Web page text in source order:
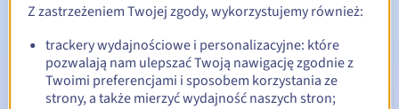
E-maile ostrzegawcze:60, 30, 15, 7 i 3 dni przed datą
wygaśnięcia
E-mail w dniu wygaśnięciapowiadamiający o zawieszeniu
nazwy domeny
Z zastrzeżeniem Twojej zgody, wykorzystujemy również:
trackery wydajnościowe i personalizacyjne: które
pozwalają nam ulepszać Twoją nawigację zgodnie z
Twoimi preferencjami i sposobem korzystania ze
strony, a także mierzyć wydajność naszych stron;